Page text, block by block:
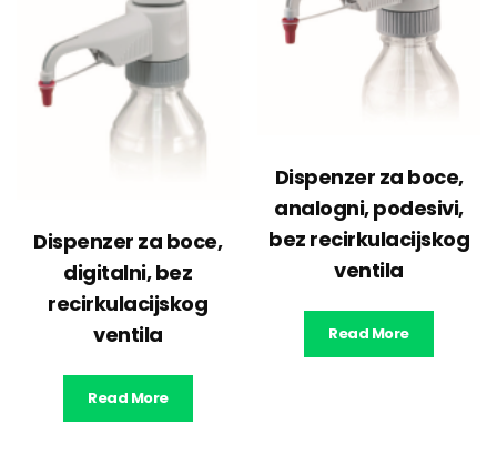
Dispenzer za boce,
digitalni, bez
recirkulacijskog
ventila
Read More
Dispenzer za boce,
analogni, podesivi,
bez recirkulacijskog
ventila
Read More